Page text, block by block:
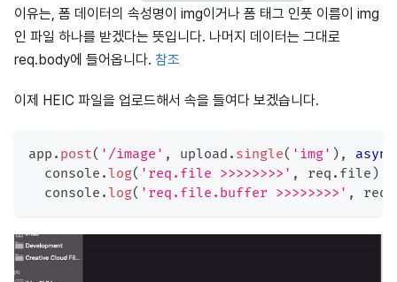
이유는, 폼 데이터의 속성명이 img이거나 폼 태그 인풋 이름이 img
인 파일 하나를 받겠다는 뜻입니다. 나머지 데이터는 그대로
req.body에 들어옵니다. 참조
이제 HEIC 파일을 업로드해서 속을 들여다 보겠습니다.
app . post( '/image' , upload . single( 'img' ) ,
async
console . log( 'req.file >>>>>>>>' , req . file )
console . log( 'req.file.buffer >>>>>>>>' , req